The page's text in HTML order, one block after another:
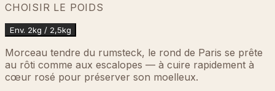
CHOISIR LE POIDS
Env. 2kg / 2,5kg
Morceau tendre du rumsteck, le rond de Paris se prête
au rôti comme aux escalopes — à cuire rapidement à
cœur rosé pour préserver son moelleux.